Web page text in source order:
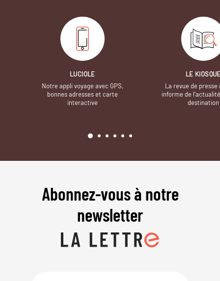
LUCIOLE
Notre appli voyage avec GPS,
bonnes adresses et carte
interactive
LE
La revue de presse
informe de
destination
Abonnez-vous à notre
newsletter